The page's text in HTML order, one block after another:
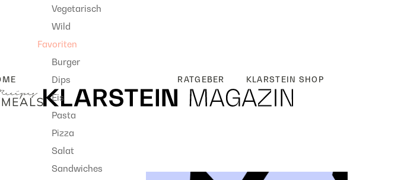
Vegetarisch
Wild
Favoriten
Burger
Dips
Eis
Pasta
Pizza
Salat
Sandwiches
RATGEBER KLARSTEIN SHOP